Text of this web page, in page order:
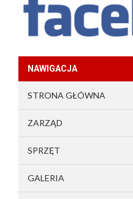
NAWIGACJA
STRONA GŁÓWNA
ZARZĄD
SPRZĘT
GALERIA